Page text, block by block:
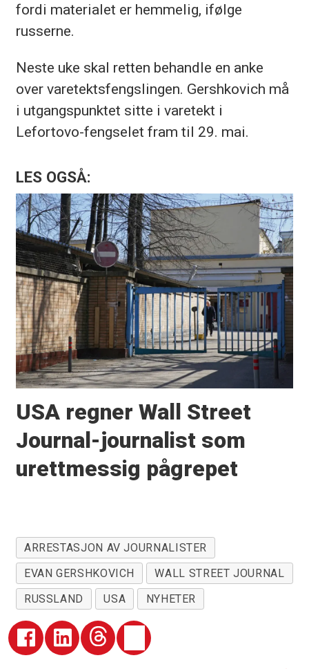
fordi materialet er hemmelig, ifølge
russerne.
Neste uke skal retten behandle en anke
over varetektsfengslingen. Gershkovich må
i utgangspunktet sitte i varetekt i
Lefortovo-fengselet fram til 29. mai.
LES OGSÅ:
USA regner Wall Street
Journal-journalist som
urettmessig pågrepet
ARRESTASJON AV JOURNALISTER
EVAN GERSHKOVICH
WALL STREET JOURNAL
RUSSLAND
USA NYHETER